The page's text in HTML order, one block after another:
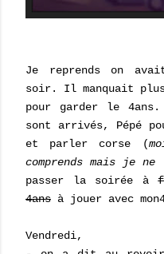
Je reprends on
soir. Il manquait
pour garder le 4ans.
sont arrivés, Pépé
et parler corse (
comprends mais je
passer la soirée à
4ans à jouer avec
Vendredi,